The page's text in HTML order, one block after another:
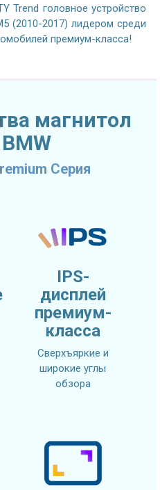
Trend головное устройство
(2010-2017) лидером среди
премиум-класса!
магнитол
Серия
IPS-
дисплей
премиум-
класса
Сверхъяркие и
широкие углы
обзора